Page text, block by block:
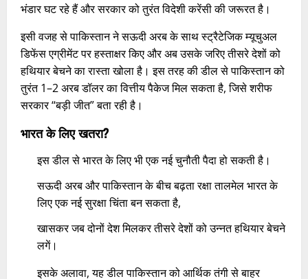
भंडार घट रहे हैं और सरकार को तुरंत विदेशी करेंसी की जरूरत है।
इसी वजह से पाकिस्तान ने सऊदी अरब के साथ स्ट्रैटेजिक म्यूचुअल
डिफेंस एग्रीमेंट पर हस्ताक्षर किए और अब उसके जरिए तीसरे देशों को
हथियार बेचने का रास्ता खोला है। इस तरह की डील से पाकिस्तान को
तुरंत 1–2 अरब डॉलर का वित्तीय पैकेज मिल सकता है, जिसे शरीफ
सरकार “बड़ी जीत” बता रही है।
भारत के लिए खतरा?
इस डील से भारत के लिए भी एक नई चुनौती पैदा हो सकती है।
सऊदी अरब और पाकिस्तान के बीच बढ़ता रक्षा तालमेल भारत के
लिए एक नई सुरक्षा चिंता बन सकता है,
खासकर जब दोनों देश मिलकर तीसरे देशों को उन्नत हथियार बेचने
लगें।
इसके अलावा, यह डील पाकिस्तान को आर्थिक तंगी से बाहर